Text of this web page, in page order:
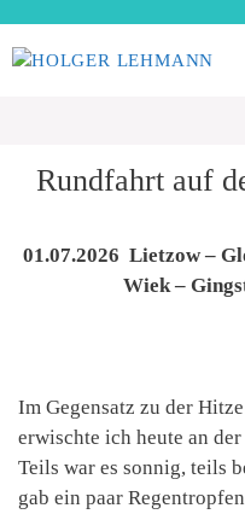
Inhalt
springen
Rundfahrt auf
01.07.2026 Lietzow –
Wiek –
Im Gegensatz zu der
erwischte ich heute an
Teils war es sonnig, teils
gab ein paar